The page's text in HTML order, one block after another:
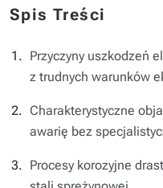
Spis Treści
Przyczyny uszkodzeń
z trudnych warunków
Charakterystyczne
awarię bez
Procesy korozyjne